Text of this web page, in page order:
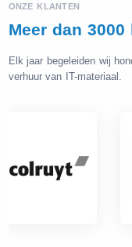
ONZE KLANTEN
Meer dan
Elk jaar begeleiden wij
verhuur van IT-materiaal.